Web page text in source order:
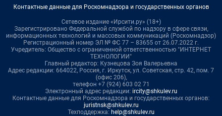
Контактные данные для Роскомнадзора и государственных органов
Сетевое издание «Ирсити.ру» (18+)
Зарегистрировано Федеральной службой по надзору в сфере связи,
информационных технологий и массовых коммуникаций (Роскомнадзор)
Регистрационный номер ЭЛ № ФС 77 – 83655 от 26.07.2022 г.
Учредитель: Общество с ограниченной ответственностью "ИНТЕРНЕТ
ТЕХНОЛОГИИ"
Главный редактор: Кузнецова Зоя Валерьевна
Адрес редакции: 664022, Россия, г. Иркутск, ул. Советская, стр. 42, пом. 7
(офис 206),
телефон +7 (924) 603 02 71
Электронный адрес редакции: ircity@shkulev.ru
Контактные данные для Роскомнадзора и государственных органов:
juristnsk@shkulev.ru
Техподдержка: help@shkulev.ru